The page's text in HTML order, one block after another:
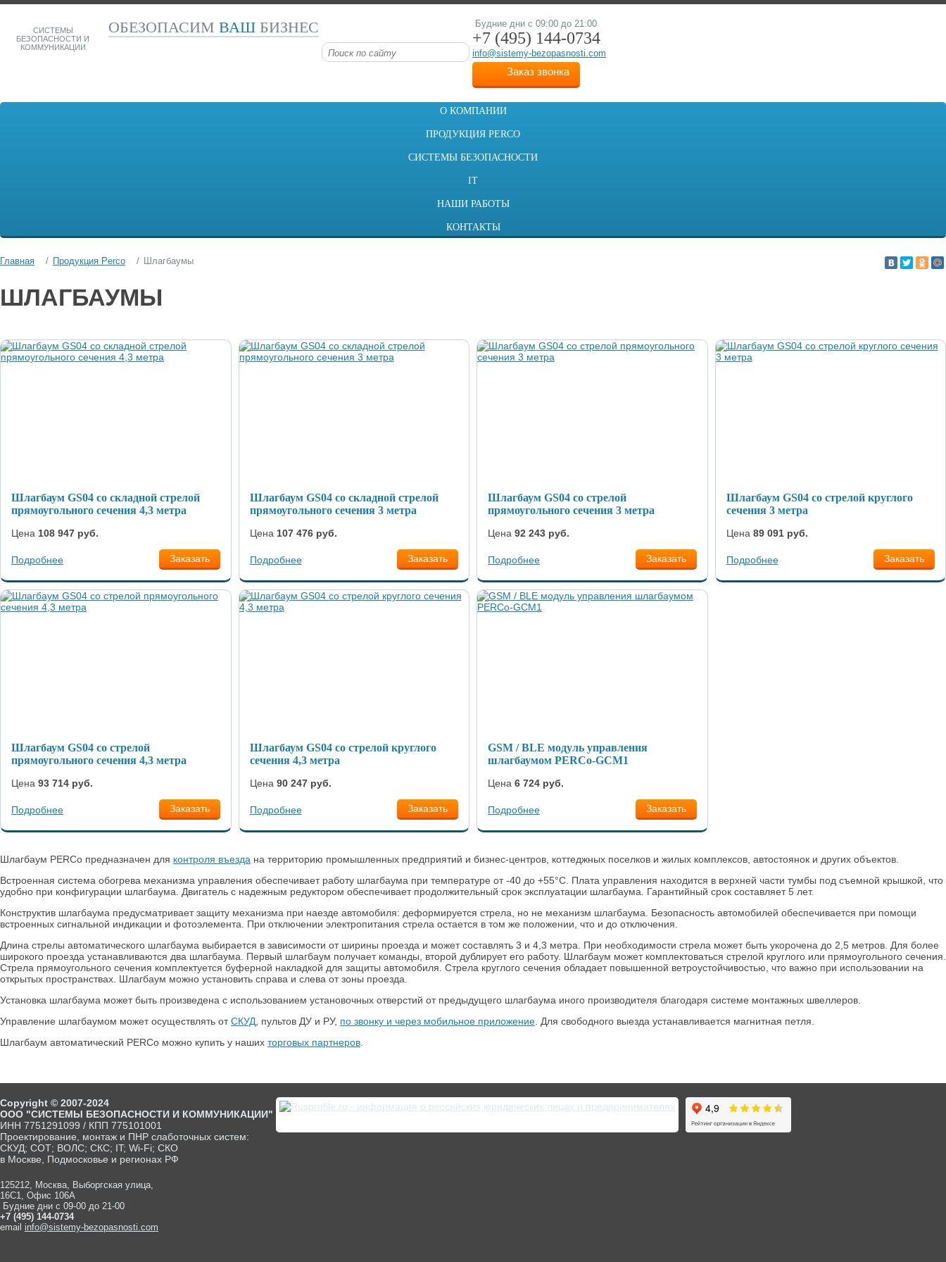
СИСТЕМЫ
БЕЗОПАСНОСТИ И
КОММУНИКАЦИИ
ОБЕЗОПАСИМ ВАШ БИЗНЕС Будние дни с 09:00 до 21:00
+7 (495) 144-0734
info@sistemy-bezopasnosti.com
Заказ звонка
О КОМПАНИИ
ПРОДУКЦИЯ PERCO
СИСТЕМЫ БЕЗОПАСНОСТИ
IT
НАШИ РАБОТЫ
КОНТАКТЫ
Главная Продукция Perco Шлагбаумы
ШЛАГБАУМЫ
Шлагбаум GS04 со складной стрелой
прямоугольного сечения 4,3 метра
Цена 108 947 руб.
Подробнее Заказать
Шлагбаум GS04 со складной стрелой
прямоугольного сечения 3 метра
Цена 107 476 руб.
Подробнее Заказать
Шлагбаум GS04 со стрелой
прямоугольного сечения 3 метра
Цена 92 243 руб.
Подробнее Заказать
Шлагбаум GS04 со стрелой круглого
сечения 3 метра
Цена 89 091 руб.
Подробнее Заказать
Шлагбаум GS04 со стрелой
прямоугольного сечения 4,3 метра
Цена 93 714 руб.
Подробнее Заказать
Шлагбаум GS04 со стрелой круглого
сечения 4,3 метра
Цена 90 247 руб.
Подробнее Заказать
GSM / BLE модуль управления
шлагбаумом PERCo-GCM1
Цена 6 724 руб.
Подробнее Заказать
Шлагбаум PERCo предназначен для контроля въезда на территорию промышленных предприятий и бизнес-центров, коттеджных поселков и жилых комплексов, автостоянок и других объектов.
Встроенная система обогрева механизма управления обеспечивает работу шлагбаума при температуре от -40 до +55°C. Плата управления находится в верхней части тумбы под съемной крышкой, что
удобно при конфигурации шлагбаума. Двигатель с надежным редуктором обеспечивает продолжительный срок эксплуатации шлагбаума. Гарантийный срок составляет 5 лет.
Конструктив шлагбаума предусматривает защиту механизма при наезде автомобиля: деформируется стрела, но не механизм шлагбаума. Безопасность автомобилей обеспечивается при помощи
встроенных сигнальной индикации и фотоэлемента. При отключении электропитания стрела остается в том же положении, что и до отключения.
Длина стрелы автоматического шлагбаума выбирается в зависимости от ширины проезда и может составлять 3 и 4,3 метра. При необходимости стрела может быть укорочена до 2,5 метров. Для более
широкого проезда устанавливаются два шлагбаума. Первый шлагбаум получает команды, второй дублирует его работу. Шлагбаум может комплектоваться стрелой круглого или прямоугольного сечения.
Стрела прямоугольного сечения комплектуется буферной накладкой для защиты автомобиля. Стрела круглого сечения обладает повышенной ветроустойчивостью, что важно при использовании на
открытых пространствах. Шлагбаум можно установить справа и слева от зоны проезда.
Установка шлагбаума может быть произведена с использованием установочных отверстий от предыдущего шлагбаума иного производителя благодаря системе монтажных швеллеров.
Управление шлагбаумом может осуществлять отСКУД , пультов ДУ и РУ, по звонку и через мобильное приложение . Для свободного выезда устанавливается магнитная петля.
Шлагбаум автоматический PERCo можно купить у наших торговых партнеров
Copyright © 2007-2024
ООО "СИСТЕМЫ БЕЗОПАСНОСТИ И КОММУНИКАЦИИ"
ИНН 7751291099 / КПП 775101001
Проектирование, монтаж и ПНР слаботочных систем:
СКУД; СОТ; ВОЛС; СКС; IT; Wi-Fi; СКО
в Москве, Подмосковье и регионах РФ
125212, Москва, Выборгская улица,
16С1, Офис 106А
Будние дни с 09-00 до 21-00
+7 (495) 144-0734
email info@sistemy-bezopasnosti.com